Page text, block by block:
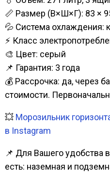
📏 Размер (В×Ш×Г): 83 ×
💦 Система охлаждения:
⚡ Класс
🎨 Цвет: серый
📌 Гарантия: 3 года
💰 Рассрочка: да, через
стоимости.
💥 Морозильник
в Instagram
📌 Для Вашего удобства
есть: наземная и